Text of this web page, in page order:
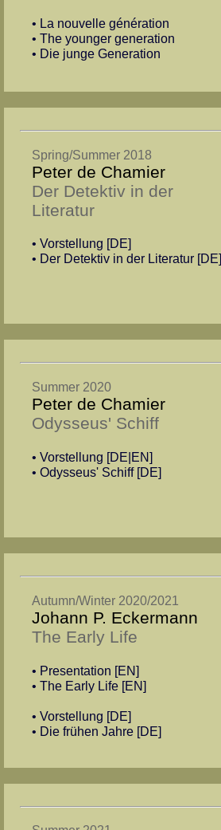
• La nouvelle génération
• The younger generation
• Die junge Generation
Spring/Summer 2018
Peter de Chamier
Der Detektiv in der
Literatur
• Vorstellung [DE]
• Der Detektiv in der Literatur [DE]
Summer 2020
Peter de Chamier
Odysseus' Schiff
• Vorstellung [DE|EN]
• Odysseus' Schiff [DE]
Autumn/Winter 2020/2021
Johann P. Eckermann
The Early Life
• Presentation [EN]
• The Early Life [EN]
• Vorstellung [DE]
• Die frühen Jahre [DE]